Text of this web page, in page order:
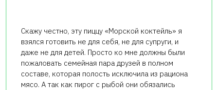
Скажу честно, эту пиццу «Морской коктейль» я
взялся готовить не для себя, не для супруги, и
даже не для детей. Просто ко мне должны были
пожаловать семейная пара друзей в полном
составе, которая полость исключила из рациона
мясо. А так как пирог с рыбой они обязались